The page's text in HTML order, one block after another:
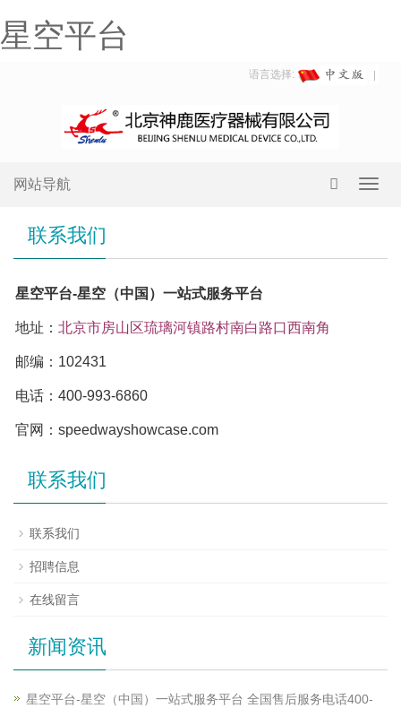
星空平台
语言选择:
网站导航
联系我们
星空平台-星空（中国）一站式服务平台
地址： 北京市房山区琉璃河镇路村南白路口西南角
邮编：102431
电话：400-993-6860
官网：speedwayshowcase.com
联系我们
联系我们
招聘信息
在线留言
新闻资讯
星空平台-星空（中国）一站式服务平台 全国售后服务电话400-